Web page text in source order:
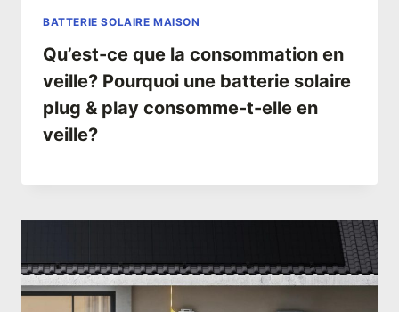
BATTERIE SOLAIRE MAISON
Qu’est-ce que la consommation en
veille? Pourquoi une batterie solaire
plug & play consomme-t-elle en
veille?